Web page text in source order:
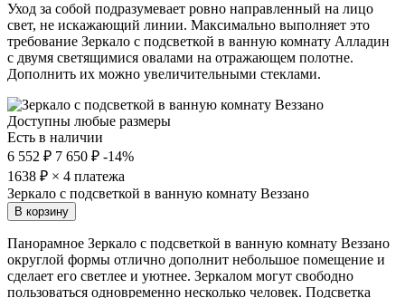
Уход за собой подразумевает ровно направленный на лицо
свет, не искажающий линии. Максимально выполняет это
требование Зеркало с подсветкой в ванную комнату Алладин
с двумя светящимися овалами на отражающем полотне.
Дополнить их можно увеличительными стеклами.
Доступны любые размеры
Есть в наличии
6 552 ₽ 7 650 ₽ -14%
1638 ₽ × 4 платежа
Зеркало с подсветкой в ванную комнату Веззано
В корзину
Панорамное Зеркало с подсветкой в ванную комнату Веззано
округлой формы отлично дополнит небольшое помещение и
сделает его светлее и уютнее. Зеркалом могут свободно
пользоваться одновременно несколько человек. Подсветка